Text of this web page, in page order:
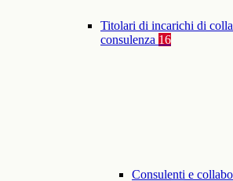
Titolari di incarichi di
consulenza 16
Consulenti e